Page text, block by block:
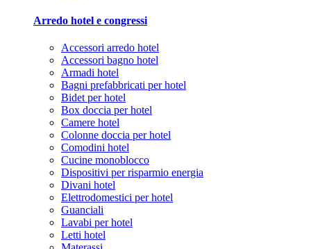
Arredo hotel e congressi
Accessori arredo hotel
Accessori bagno hotel
Armadi hotel
Bagni prefabbricati per hotel
Bidet per hotel
Box doccia per hotel
Camere hotel
Colonne doccia per hotel
Comodini hotel
Cucine monoblocco
Dispositivi per risparmio energia
Divani hotel
Elettrodomestici per hotel
Guanciali
Lavabi per hotel
Letti hotel